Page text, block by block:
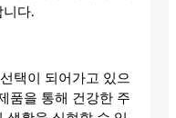
니다.
택이 되어가고 있으
품을 통해 건강한 주